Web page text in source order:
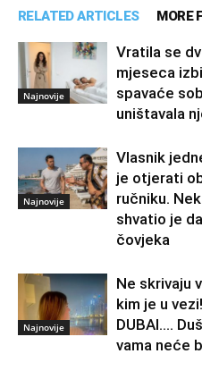
RELATED ARTICLES MORE
Najnovije
Vratila se
mjeseca
spavaće
uništavala
Najnovije
Vlasnik
je otjerati
ručniku.
shvatio je
čovjeka
Najnovije
Ne skrivaju
kim je u
DUBAI….
vama neće